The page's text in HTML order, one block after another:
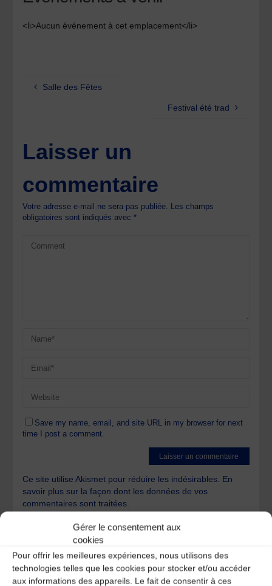
Gérer le consentement aux
cookies
Pour offrir les meilleures expériences, nous utilisons des
technologies telles que les cookies pour stocker et/ou accéder
aux informations des appareils. Le fait de consentir à ces
<li>Aucun événement à cet emplacement</li>
Salle des Fêtes
Festival été trad
Laisser un
commentaire
Votre adresse e-mail ne sera pas publiée. Les champs
obligatoires sont indiqués avec*
Save my name, email, and site URL in my browser for next
time I post a comment.
Ce site utilise Akismet pour réduire les indésirables. En
savoir plus sur la façon dont les données de vos
commentaires sont traitées.